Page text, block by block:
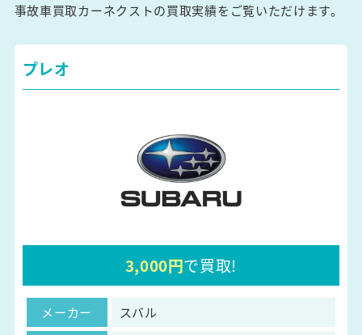
事故車買取カーネクストの買取実績をご覧いただけます。
プレオ
3,000円で買取!
メーカー
スバル